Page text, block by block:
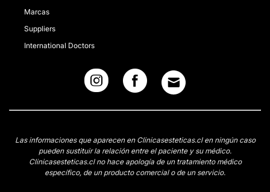
Marcas
Suppliers
International Doctors
Las informaciones que aparecen en Clinicasesteticas.cl en ningún caso
pueden sustituir la relación entre el paciente y su médico.
Clinicasesteticas.cl no hace apología de un tratamiento médico
específico, de un producto comercial o de un servicio.